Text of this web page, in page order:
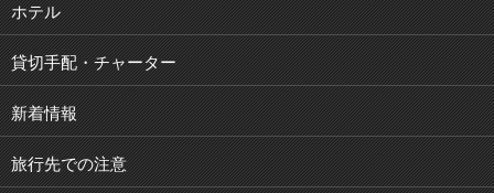
ホテル
貸切手配・チャーター
新着情報
旅行先での注意